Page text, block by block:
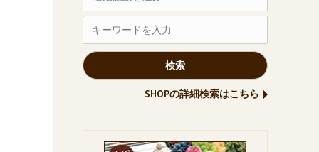
SHOPの詳細検索はこちら